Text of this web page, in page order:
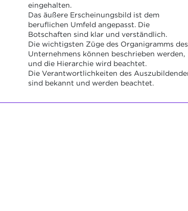
eingehalten.
Das äußere Erscheinungsbild ist dem
beruflichen Umfeld angepasst. Die
Botschaften sind klar und verständlich.
Die wichtigsten Züge des Organigramms des
Unternehmens können beschrieben werden,
und die Hierarchie wird beachtet.
Die Verantwortlichkeiten des
sind bekannt und werden beachtet.